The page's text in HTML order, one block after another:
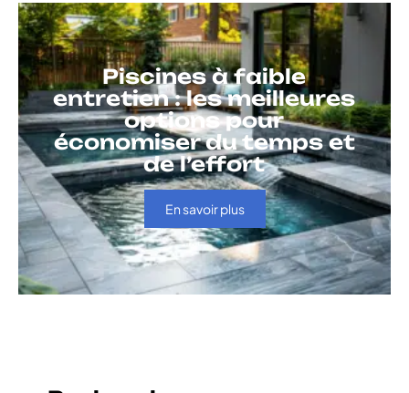
Piscines à faible
entretien : les meilleures
options pour
économiser du temps et
de l’effort
En savoir plus